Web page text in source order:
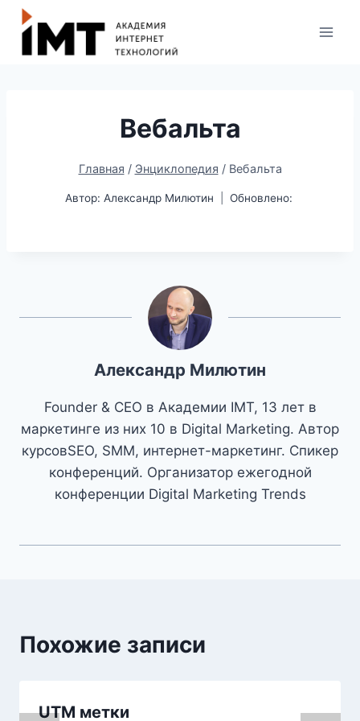
Вебальта
Главная / Энциклопедия / Вебальта
Автор: Александр Милютин Обновлено:
Александр Милютин
Founder & CEO в Академии IMT, 13 лет в
маркетинге из них 10 в Digital Marketing. Автор
курсовSEO, SMM, интернет-маркетинг. Спикер
конференций. Организатор ежегодной
конференции Digital Marketing Trends
Похожие записи
UTM метки